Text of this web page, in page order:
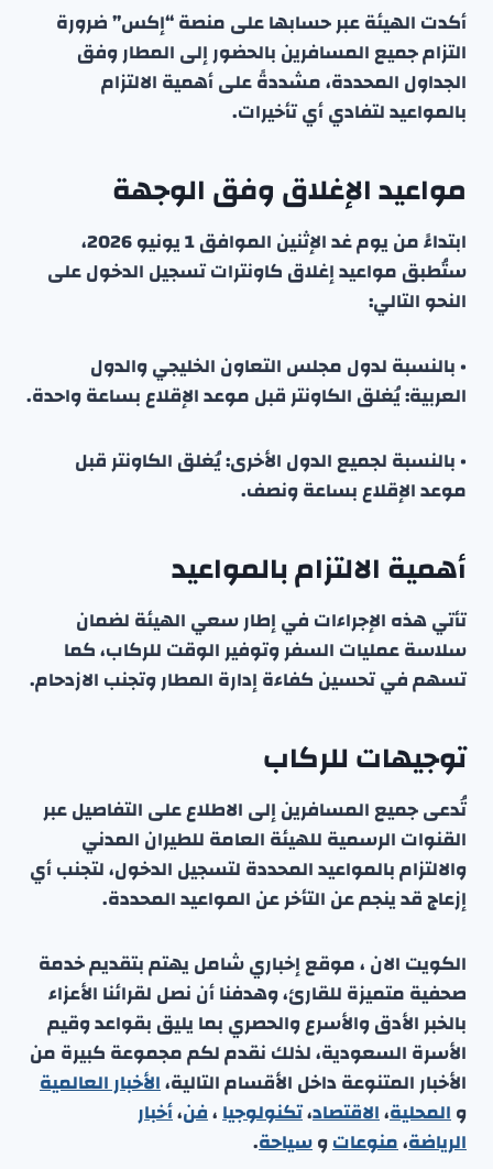
أكدت الهيئة عبر حسابها على منصة “إكس” ضرورة
التزام جميع المسافرين بالحضور إلى المطار وفق
الجداول المحددة، مشددةً على أهمية الالتزام
بالمواعيد لتفادي أي تأخيرات.
مواعيد الإغلاق وفق الوجهة
ابتداءً من يوم غد الإثنين الموافق 1 يونيو 2026،
ستُطبق مواعيد إغلاق كاونترات تسجيل الدخول على
النحو التالي:
• بالنسبة لدول مجلس التعاون الخليجي والدول
العربية: يُغلق الكاونتر قبل موعد الإقلاع بساعة واحدة.
• بالنسبة لجميع الدول الأخرى: يُغلق الكاونتر قبل
موعد الإقلاع بساعة ونصف.
أهمية الالتزام بالمواعيد
تأتي هذه الإجراءات في إطار سعي الهيئة لضمان
سلاسة عمليات السفر وتوفير الوقت للركاب، كما
تسهم في تحسين كفاءة إدارة المطار وتجنب الازدحام.
توجيهات للركاب
تُدعى جميع المسافرين إلى الاطلاع على التفاصيل عبر
القنوات الرسمية للهيئة العامة للطيران المدني
والالتزام بالمواعيد المحددة لتسجيل الدخول، لتجنب أي
إزعاج قد ينجم عن التأخر عن المواعيد المحددة.
الكويت الان ، موقع إخباري شامل يهتم بتقديم خدمة
صحفية متميزة للقارئ، وهدفنا أن نصل لقرائنا الأعزاء
بالخبر الأدق والأسرع والحصري بما يليق بقواعد وقيم
الأسرة السعودية، لذلك نقدم لكم مجموعة كبيرة من
الأخبار المتنوعة داخل الأقسام التالية،الأخبار العالمية
والمحلية،الاقتصاد،تكنولوجيا،فن،أخبار
الرياضة،منوعاتوسياحة.